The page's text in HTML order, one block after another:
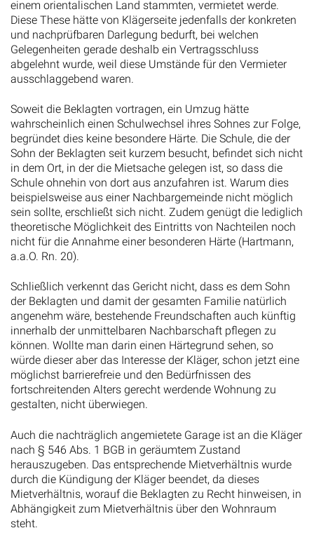
Diese These hätte von Klägerseite jedenfalls der konkreten
und nachprüfbaren Darlegung bedurft, bei welchen
Gelegenheiten gerade deshalb ein Vertragsschluss
abgelehnt wurde, weil diese Umstände für den Vermieter
ausschlaggebend waren.
wahrscheinlich einen Schulwechsel ihres Sohnes zur Folge,
begründet dies keine besondere Härte. Die Schule, die der
Sohn der Beklagten seit kurzem besucht, befindet sich nicht
in dem Ort, in der die Mietsache gelegen ist, so dass die
Schule ohnehin von dort aus anzufahren ist. Warum dies
beispielsweise aus einer Nachbargemeinde nicht möglich
sein sollte, erschließt sich nicht. Zudem genügt die lediglich
theoretische Möglichkeit des Eintritts von Nachteilen noch
nicht für die Annahme einer besonderen Härte (Hartmann,
a.a.O. Rn. 20).
der Beklagten und damit der gesamten Familie natürlich
angenehm wäre, bestehende Freundschaften auch künftig
innerhalb der unmittelbaren Nachbarschaft pflegen zu
können. Wollte man darin einen Härtegrund sehen, so
würde dieser aber das Interesse der Kläger, schon jetzt eine
möglichst barrierefreie und den Bedürfnissen des
fortschreitenden Alters gerecht werdende Wohnung zu
gestalten, nicht überwiegen.
nach § 546 Abs. 1 BGB in geräumtem Zustand
herauszugeben. Das entsprechende Mietverhältnis wurde
durch die Kündigung der Kläger beendet, da dieses
Mietverhältnis, worauf die Beklagten zu Recht hinweisen, in
Abhängigkeit zum Mietverhältnis über den Wohnraum
steht.